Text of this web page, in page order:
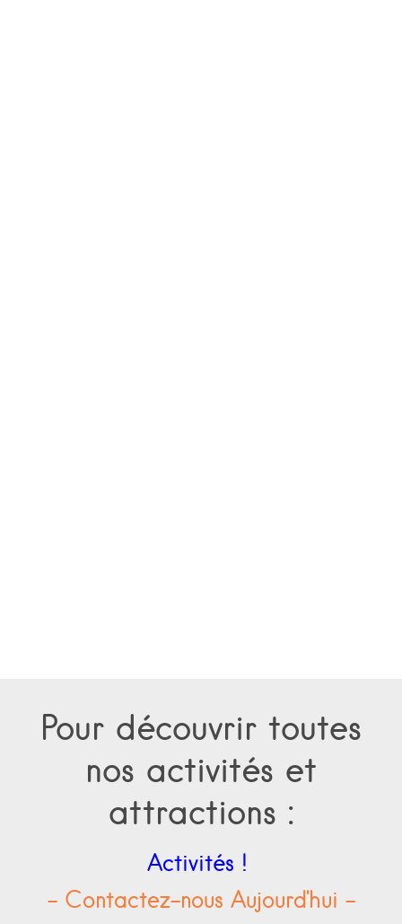
Pour découvrir toutes
nos activités et
attractions :
Activités !
- Contactez-nous Aujourd'hui -